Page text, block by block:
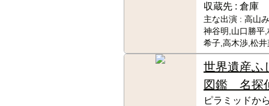
収蔵先 : 倉庫
主な出演 : 高山
神谷明,山口勝平
希子,高木渉,松
世界遺産ふ
図鑑 名探
ピラミッドか